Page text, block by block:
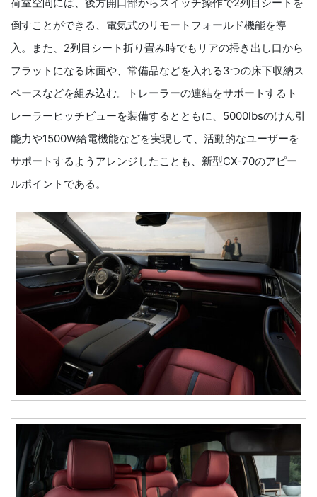
荷室空間には、後方開口部からスイッチ操作で2列目シートを
倒すことができる、電気式のリモートフォールド機能を導
入。また、2列目シート折り畳み時でもリアの掃き出し口から
フラットになる床面や、常備品などを入れる3つの床下収納ス
ペースなどを組み込む。トレーラーの連結をサポートするト
レーラーヒッチビューを装備するとともに、5000lbsのけん引
能力や1500W給電機能などを実現して、活動的なユーザーを
サポートするようアレンジしたことも、新型CX-70のアピー
ルポイントである。